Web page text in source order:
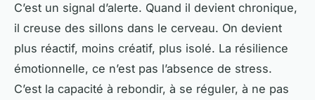
C’est un signal d’alerte. Quand il devient chronique,
il creuse des sillons dans le cerveau. On devient
plus réactif, moins créatif, plus isolé. La résilience
émotionnelle, ce n’est pas l’absence de stress.
C’est la capacité à rebondir, à se réguler, à ne pas